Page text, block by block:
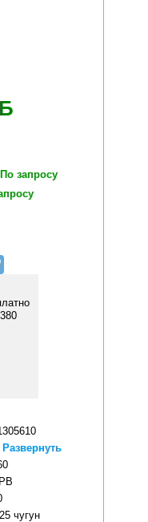
По запросу
Развернуть
чугун